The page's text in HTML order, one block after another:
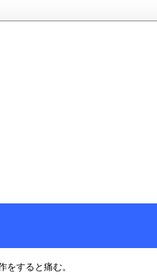
すると痛む。